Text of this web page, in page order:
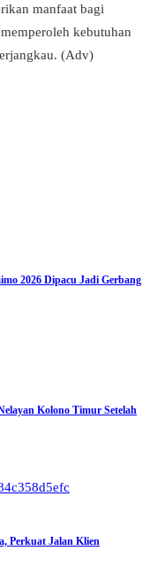
manfaat bagi
kebutuhan
(Adv)
2026 Dipacu Jadi Gerbang
Kolono Timur Setelah
Perkuat Jalan Klien